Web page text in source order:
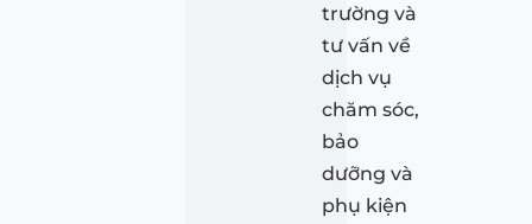
trường và
tư vấn về
dịch vụ
chăm sóc,
bảo
dưỡng và
phụ kiện